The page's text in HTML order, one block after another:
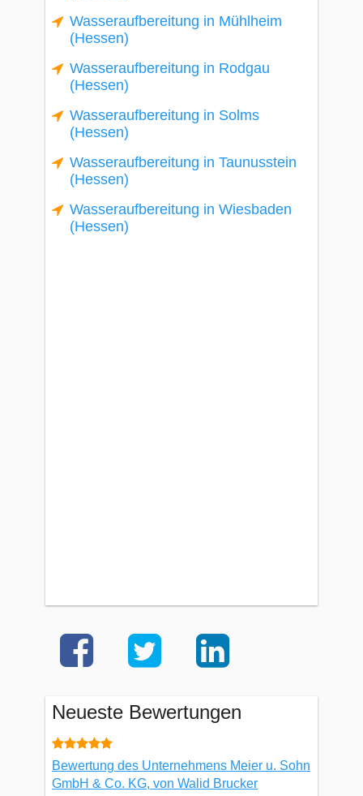
Wasseraufbereitung in Mühlheim
(Hessen)
Wasseraufbereitung in Rodgau
(Hessen)
Wasseraufbereitung in Solms
(Hessen)
Wasseraufbereitung in Taunusstein
(Hessen)
Wasseraufbereitung in Wiesbaden
(Hessen)
Neueste Bewertungen
Bewertung des Unternehmens Meier u. Sohn
GmbH & Co. KG, von Walid Brucker